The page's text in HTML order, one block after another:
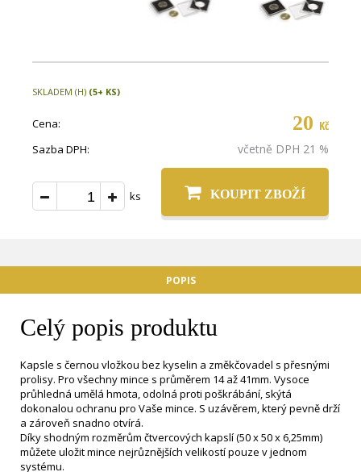
SKLADEM (H) (5+ KS)
Cena: 20 Kč
Sazba DPH: včetně DPH 21 %
ks KOUPIT ZBOŽÍ
POPIS
Celý popis produktu
Kapsle s černou vložkou bez kyselin a změkčovadel s přesnými
prolisy. Pro všechny mince s průměrem 14 až 41mm. Vysoce
průhledná umělá hmota, odolná proti poškrábání, skýtá
dokonalou ochranu pro Vaše mince. S uzávěrem, který pevně drží
a zároveň snadno otvírá.
Díky shodným rozměrům čtvercových kapslí (50 x 50 x 6,25mm)
můžete uložit mince nejrůznějších velikostí pouze v jednom
systému.